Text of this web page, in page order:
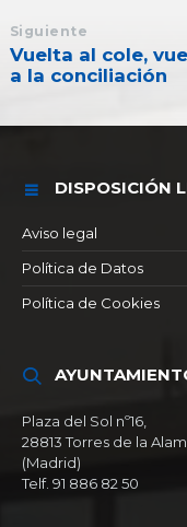
Siguiente
Vuelta al cole,
a la conciliación
DISPOSICIÓN
Aviso legal
Política de Datos
Política de Cookies
Plaza del Sol nº16,
28813 Torres de la
(Madrid)
Telf. 91 886 82 50